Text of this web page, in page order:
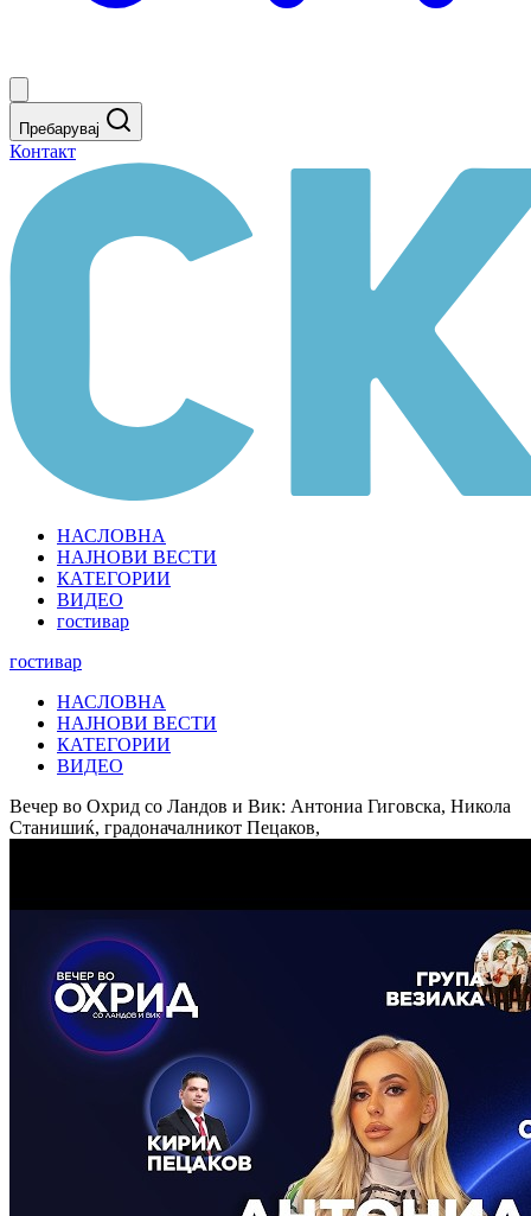
Пребарувај
Контакт
НАСЛОВНА
НАЈНОВИ ВЕСТИ
КАТЕГОРИИ
ВИДЕО
гостивар
гостивар
НАСЛОВНА
НАЈНОВИ ВЕСТИ
КАТЕГОРИИ
ВИДЕО
Вечер во Охрид со Ландов и Вик: Антониа Гиговска, Никола
Станишиќ, градоначалникот Пецаков,